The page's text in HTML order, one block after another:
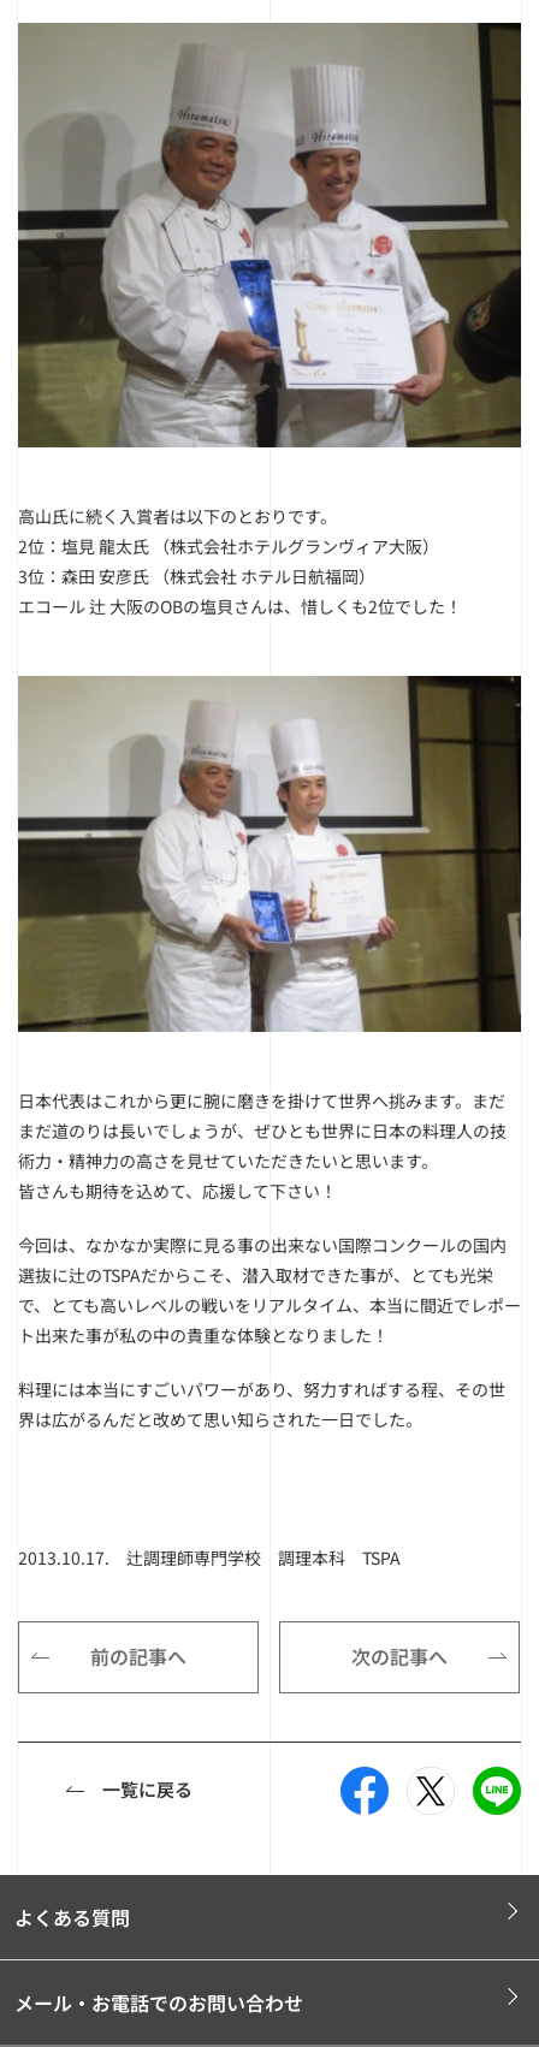
高山氏に続く入賞者は以下のとおりです。
2位：塩見 龍太氏 （株式会社ホテルグランヴィア大阪）
3位：森田 安彦氏 （株式会社 ホテル日航福岡）
エコール 辻 大阪のOBの塩貝さんは、惜しくも2位でした！
日本代表はこれから更に腕に磨きを掛けて世界へ挑みます。まだ
まだ道のりは長いでしょうが、ぜひとも世界に日本の料理人の技
術力・精神力の高さを見せていただきたいと思います。
皆さんも期待を込めて、応援して下さい！
今回は、なかなか実際に見る事の出来ない国際コンクールの国内
選抜に辻のTSPAだからこそ、潜入取材できた事が、とても光栄
で、とても高いレベルの戦いをリアルタイム、本当に間近でレポー
ト出来た事が私の中の貴重な体験となりました！
料理には本当にすごいパワーがあり、努力すればする程、その世
界は広がるんだと改めて思い知らされた一日でした。
2013.10.17. 辻調理師専門学校 調理本科 TSPA
前の記事へ 次の記事へ
一覧に戻る
よくある質問
メール・お電話でのお問い合わせ